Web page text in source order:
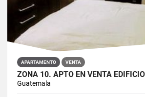
APARTAMENTO VENTA
ZONA 10. APTO EN VENTA
Guatemala